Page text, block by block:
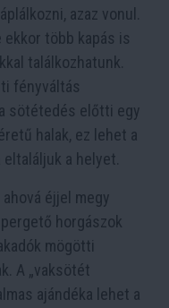
azaz vonul.
ekkor több kapás is
találkozhatunk.
fényváltás
sötétedés előtti egy
halak, ez lehet a
a helyet.
éjjel megy
horgászok
mögötti
A „vaksötét
ajándéka lehet a